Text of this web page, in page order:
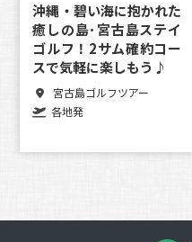
沖縄・碧い海に抱かれた
癒しの島･宮古島ステイ
ゴルフ！2サム確約コー
スで気軽に楽しもう♪
宮古島ゴルフツアー
各地発